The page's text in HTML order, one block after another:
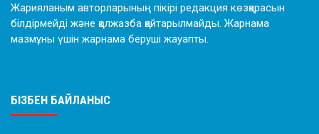
Жарияланым авторларының пікірі редакция көзқарасын
білдірмейді және қолжазба қайтарылмайды. Жарнама
мазмұны үшін жарнама беруші жауапты.
БІЗБЕН БАЙЛАНЫС